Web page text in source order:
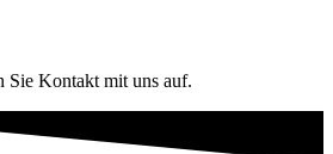
Sie Kontakt mit uns auf.